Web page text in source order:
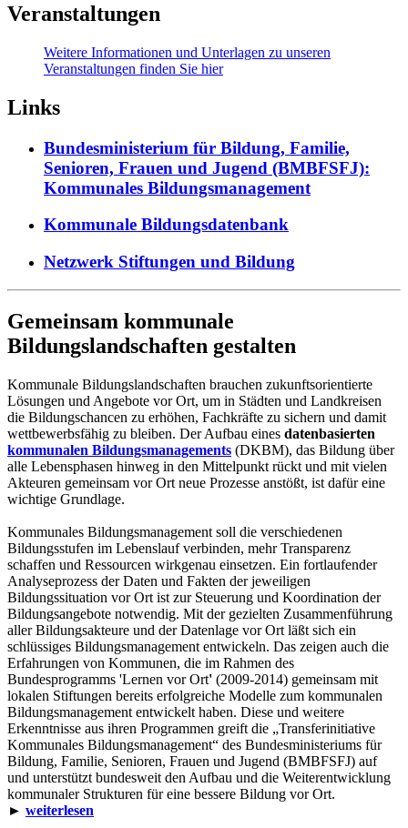
Veranstaltungen
Weitere Informationen und Unterlagen zu unseren
Veranstaltungen finden Sie hier
Links
Bundesministerium für Bildung, Familie,
Senioren, Frauen und Jugend (BMBFSFJ):
Kommunales Bildungsmanagement
Kommunale Bildungsdatenbank
Netzwerk Stiftungen und Bildung
Gemeinsam kommunale
Bildungslandschaften gestalten
Kommunale Bildungslandschaften brauchen zukunftsorientierte
Lösungen und Angebote vor Ort, um in Städten und Landkreisen
die Bildungschancen zu erhöhen, Fachkräfte zu sichern und damit
wettbewerbsfähig zu bleiben. Der Aufbau eines datenbasierten
kommunalen Bildungsmanagements (DKBM), das Bildung über
alle Lebensphasen hinweg in den Mittelpunkt rückt und mit vielen
Akteuren gemeinsam vor Ort neue Prozesse anstößt, ist dafür eine
wichtige Grundlage.
Kommunales Bildungsmanagement soll die verschiedenen
Bildungsstufen im Lebenslauf verbinden, mehr Transparenz
schaffen und Ressourcen wirkgenau einsetzen. Ein fortlaufender
Analyseprozess der Daten und Fakten der jeweiligen
Bildungssituation vor Ort ist zur Steuerung und Koordination der
Bildungsangebote notwendig. Mit der gezielten Zusammenführung
aller Bildungsakteure und der Datenlage vor Ort läßt sich ein
schlüssiges Bildungsmanagement entwickeln. Das zeigen auch die
Erfahrungen von Kommunen, die im Rahmen des
Bundesprogramms 'Lernen vor Ort' (2009-2014) gemeinsam mit
lokalen Stiftungen bereits erfolgreiche Modelle zum kommunalen
Bildungsmanagement entwickelt haben. Diese und weitere
Erkenntnisse aus ihren Programmen greift die „Transferinitiative
Kommunales Bildungsmanagement“ des Bundesministeriums für
Bildung, Familie, Senioren, Frauen und Jugend (BMBFSFJ) auf
und unterstützt bundesweit den Aufbau und die Weiterentwicklung
kommunaler Strukturen für eine bessere Bildung vor Ort.
► weiterlesen